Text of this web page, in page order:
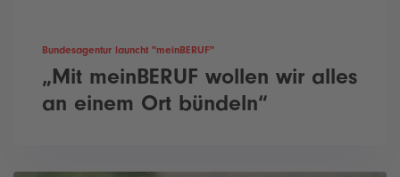
Bundesagentur launcht "meinBERUF"
„Mit meinBERUF wollen wir alles
an einem Ort bündeln“